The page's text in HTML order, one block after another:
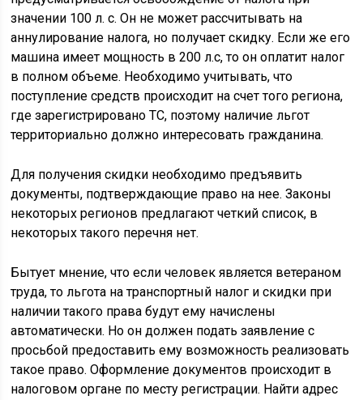
значении 100 л. с. Он не может рассчитывать на
аннулирование налога, но получает скидку. Если же его
машина имеет мощность в 200 л.с, то он оплатит налог
в полном объеме. Необходимо учитывать, что
поступление средств происходит на счет того региона,
где зарегистрировано ТС, поэтому наличие льгот
территориально должно интересовать гражданина.
Для получения скидки необходимо предъявить
документы, подтверждающие право на нее. Законы
некоторых регионов предлагают четкий список, в
некоторых такого перечня нет.
Бытует мнение, что если человек является ветераном
труда, то льгота на транспортный налог и скидки при
наличии такого права будут ему начислены
автоматически. Но он должен подать заявление с
просьбой предоставить ему возможность реализовать
такое право. Оформление документов происходит в
налоговом органе по месту регистрации. Найти адрес